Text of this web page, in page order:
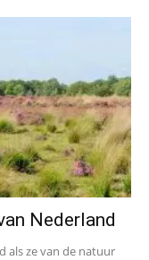
Nederland
als ze van de natuur